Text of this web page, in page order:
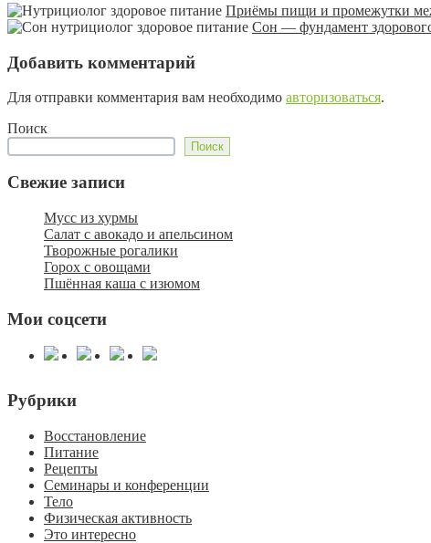
Приёмы пищи и промежутки
Сон — фундамент
Добавить комментарий
Для отправки комментария вам необходимо авторизоваться.
Поиск
Поиск
Свежие записи
Мусс из хурмы
Салат с авокадо и апельсином
Творожные рогалики
Горох с овощами
Пшённая каша с изюмом
Мои соцсети
Рубрики
Восстановление
Питание
Рецепты
Семинары и конференции
Тело
Физическая активность
Это интересно